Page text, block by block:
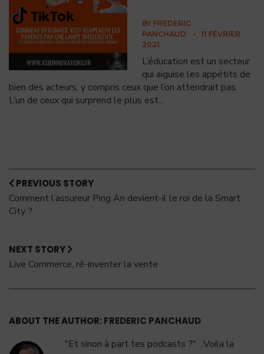
BY FREDERIC
PANCHAUD
• 11 FÉVRIER
2021
L’éducation est un secteur
qui aiguise les appétits de
bien des acteurs, y compris ceux que l’on attendrait pas.
L’un de ceux qui surprend le plus est...
PREVIOUS STORY
Comment l’assureur Ping An devient-il le roi de la Smart
City ?
NEXT STORY
Live Commerce, ré-inventer la vente
ABOUT THE AUTHOR:FREDERIC PANCHAUD
"Et sinon à part tes podcasts ?" ...Voila la